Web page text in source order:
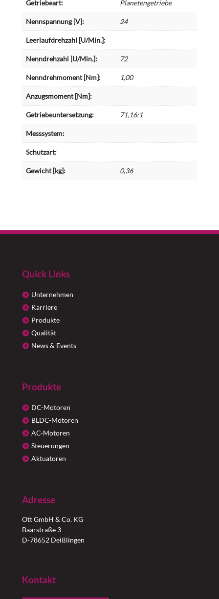
Getriebeart: Planetengetriebe
Nennspannung [V]: 24
Leerlaufdrehzahl [U/Min.]:
Nenndrehzahl [U/Min.]: 72
Nenndrehmoment [Nm]: 1,00
Anzugsmoment [Nm]:
Getriebeuntersetzung: 71,16:1
Messsystem:
Schutzart:
Gewicht [kg]: 0,36
Quick Links
Unternehmen
Karriere
Produkte
Qualität
News & Events
Produkte
DC-Motoren
BLDC-Motoren
AC-Motoren
Steuerungen
Aktuatoren
Adresse
Ott GmbH & Co. KG
Baarstraße 3
D-78652 Deißlingen
Kontakt